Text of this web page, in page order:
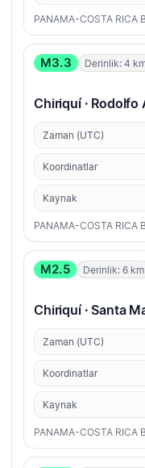
PANAMA-COSTA RICA
M3.3 Derinlik: 4
Chiriquí ·
Zaman (UTC)
Koordinatlar
Kaynak
PANAMA-COSTA RICA
M2.5 Derinlik: 6 km
Chiriquí · Santa
Zaman (UTC)
Koordinatlar
Kaynak
PANAMA-COSTA RICA